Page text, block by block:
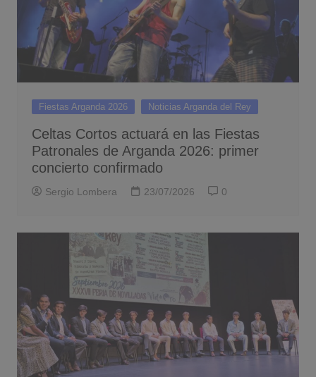
Fiestas Arganda 2026 Noticias Arganda del Rey
Celtas Cortos actuará en las Fiestas
Patronales de Arganda 2026: primer
concierto confirmado
Sergio Lombera 23/07/2026 0